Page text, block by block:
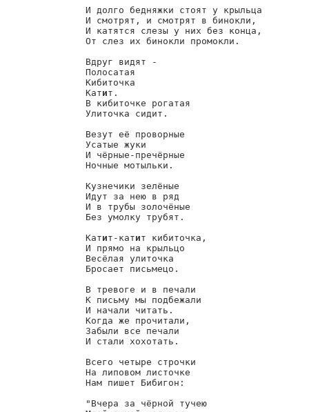
        И долго бедняжки стоят у крыльца
        И смотрят, и смотрят в бинокли,
        И катятся слезы у них без конца,
        От слез их бинокли промокли.
        Вдруг видят -
        Полосатая
        Кибиточка
        Кат
ит.
        В кибиточке рогатая
        Улиточка сидит.
        Везут её проворные
        Усатые жуки
        И чёрные-пречёрные
        Ночные мотыльки.
        Кузнечики зелёные
        Идут за нею в ряд
        И в трубы золочёные
        Без умолку трубят.
        Кат
ит-катит кибиточка,
        И прямо на крыльцо
        Весёлая улиточка
        Бросает письмецо.
        В тревоге и в печали
        К письму мы подбежали
        И начали читать.
        Когда же прочитали,
        Забыли все печали
        И стали хохотать.
        Всего четыре строчки
        На липовом листочке
        Нам пишет Бибигон:
        "Вчера за чёрной тучею